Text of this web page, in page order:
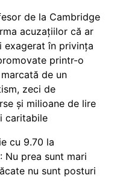
de la Cambridge
acuzațiilor că ar
exagerat în privința
printr-o
de un
zeci de
și milioane de lire
caritabile
cu 9.70 la
Nu prea sunt mari
nu sunt posturi